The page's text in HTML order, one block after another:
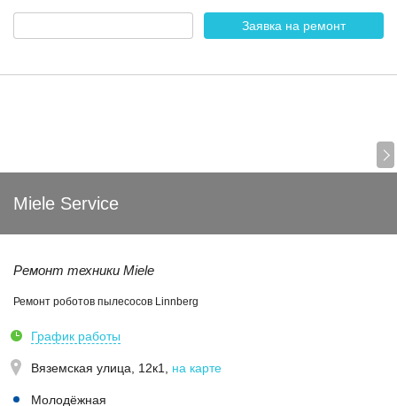
Заявка на ремонт
Miele Service
Ремонт техники Miele
Ремонт роботов пылесосов Linnberg
График работы
Вяземская улица, 12к1 на карте
Молодёжная